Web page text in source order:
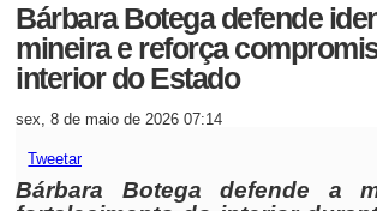
Bárbara Botega defende
mineira e reforça
interior do Estado
sex, 8 de maio de 2026 07:14
Tweetar
Bárbara Botega defende a